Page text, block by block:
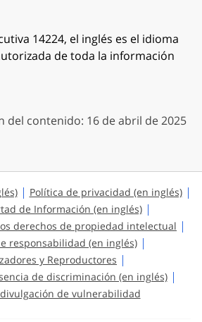
14224, el inglés es el idioma
de toda la información
del contenido: 16 de abril de 2025
Política de privacidad (en inglés)
de Información (en inglés)
derechos de propiedad intelectual
responsabilidad (en inglés)
y Reproductores
de discriminación (en inglés)
de vulnerabilidad